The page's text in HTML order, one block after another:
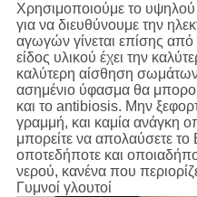
Χρησιμοποιούμε το
για να διευθύνουμε την
αγωγών γίνεται επίσης
είδος υλικού έχει την
καλύτερη αίσθηση
ασημένιο ύφασμα θα
και το antibiosis. Μην
γραμμή, και καμία ανάγκη
μπορείτε να απολαύσετε το
οποτεδήποτε και
νερού, κανένα που
Γυμνοί γλουτοί